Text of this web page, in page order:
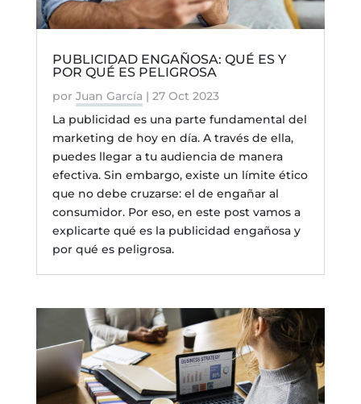
PUBLICIDAD ENGAÑOSA: QUÉ ES Y
POR QUÉ ES PELIGROSA
por Juan García | 27 Oct 2023
La publicidad es una parte fundamental del
marketing de hoy en día. A través de ella,
puedes llegar a tu audiencia de manera
efectiva. Sin embargo, existe un límite ético
que no debe cruzarse: el de engañar al
consumidor. Por eso, en este post vamos a
explicarte qué es la publicidad engañosa y
por qué es peligrosa.